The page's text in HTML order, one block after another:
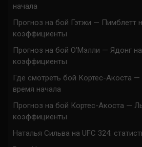
начала
Прогноз на бой Гэтжи — Пимблетт
коэффициенты
Прогноз на бой О’Мэлли — Ядонг на
коэффициенты
Где смотреть бой Кортес-Акоста —
время начала
Прогноз на бой Кортес-Акоста —
коэффициенты
Наталья Сильва на UFC 324: